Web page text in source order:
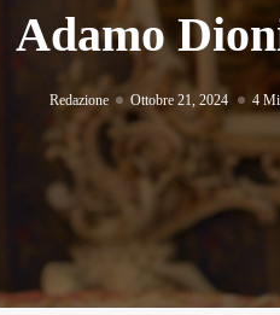
Adamo
Redazione Ottobre 21, 2024 4